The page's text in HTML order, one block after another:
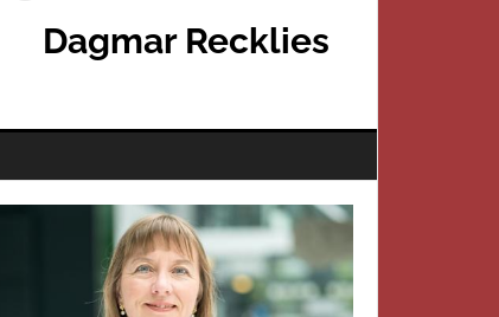
Dagmar Recklies